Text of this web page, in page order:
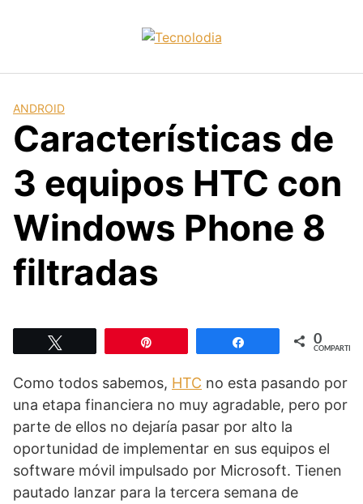
ANDROID
Características de
3 equipos HTC con
Windows Phone 8
filtradas
Compartir 0
COMPARTIR
Como todos sabemos, HTC no esta pasando por
una etapa financiera no muy agradable, pero por
parte de ellos no dejaría pasar por alto la
oportunidad de implementar en sus equipos el
software móvil impulsado por Microsoft. Tienen
pautado lanzar para la tercera semana de